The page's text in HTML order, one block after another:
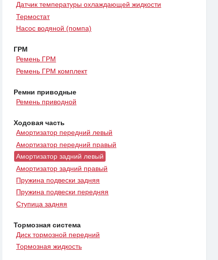
Датчик температуры охлаждающей жидкости
Термостат
Насос водяной (помпа)
ГРМ
Ремень ГРМ
Ремень ГРМ комплект
Ремни приводные
Ремень приводной
Ходовая часть
Амортизатор передний левый
Амортизатор передний правый
Амортизатор задний левый
Амортизатор задний правый
Пружина подвески задняя
Пружина подвески передняя
Ступица задняя
Тормозная система
Диск тормозной передний
Тормозная жидкость